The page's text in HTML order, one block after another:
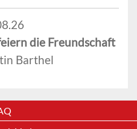
die Freundschaft
Barthel